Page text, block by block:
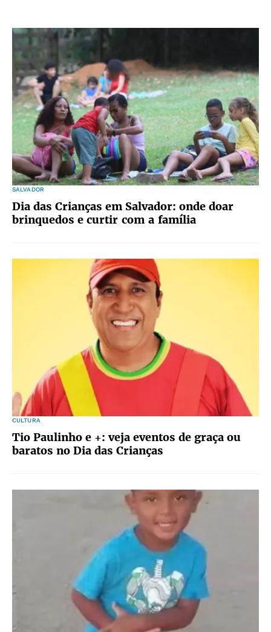
SALVADOR
Dia das Crianças em Salvador: onde doar
brinquedos e curtir com a família
CULTURA
Tio Paulinho e +: veja eventos de graça ou
baratos no Dia das Crianças